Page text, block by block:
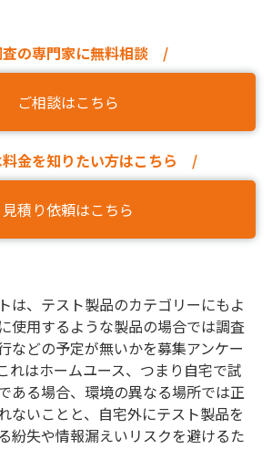
の専門家に無料相談 /
ご相談はこちら
金を知りたい方はこちら /
見積り依頼はこちら
は、テスト製品のカテゴリーにもよ
使用するような製品の場合では調査
などの予定が無いかを募集アンケー
れはホームユース、つまり自宅で試
ある場合、環境の異なる場所では正
ないことと、自宅外にテスト製品を
紛失や情報漏えいリスクを避けるた